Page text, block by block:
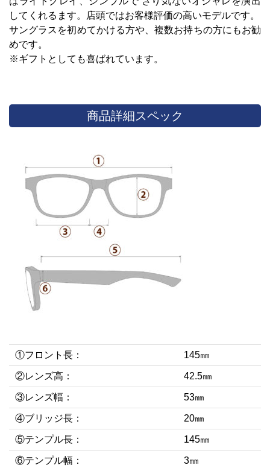
してくれるます。店頭ではお客様評価の高いモデルです。
サングラスを初めてかける方や、複数お持ちの方にもお勧
めです。
※ギフトとしても喜ばれています。
商品詳細スペック
①フロント長： 145㎜
②レンズ高： 42.5㎜
③レンズ幅： 53㎜
④ブリッジ長： 20㎜
⑤テンプル長： 145㎜
⑥テンプル幅： 3㎜